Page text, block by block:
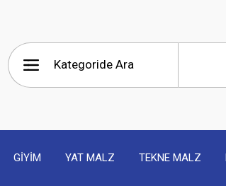
GİYİM YAT MALZ TEKNE MALZ